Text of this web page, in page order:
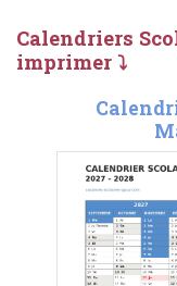
Calendriers
imprimer ⤵